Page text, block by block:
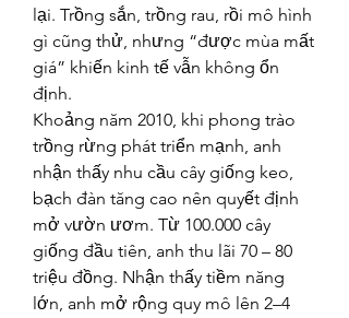
lại. Trồng sắn, trồng rau, rồi mô hình
gì cũng thử, nhưng “được mùa mất
giá” khiến kinh tế vẫn không ổn
định.
Khoảng năm 2010, khi phong trào
trồng rừng phát triển mạnh, anh
nhận thấy nhu cầu cây giống keo,
bạch đàn tăng cao nên quyết định
mở vườn ươm. Từ 100.000 cây
giống đầu tiên, anh thu lãi 70 – 80
triệu đồng. Nhận thấy tiềm năng
lớn, anh mở rộng quy mô lên 2–4